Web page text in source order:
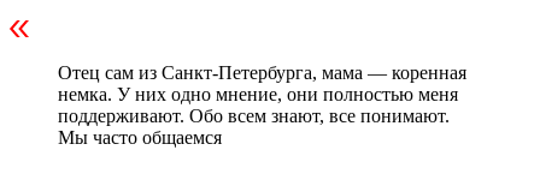
Отец сам из Санкт-Петербурга, мама — коренная
немка. У них одно мнение, они полностью меня
поддерживают. Обо всем знают, все понимают.
Мы часто общаемся